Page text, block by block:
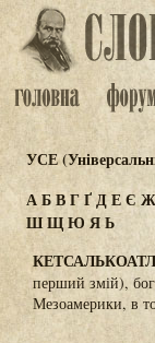
УСЕ
АБВГҐДЕЄ
ШЩЮЯЬ
перший змій), бог
Мезоамерики, в